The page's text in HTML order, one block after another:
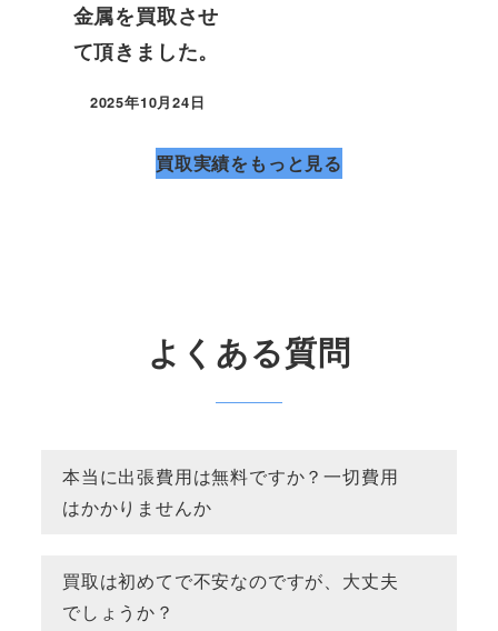
金属を買取させ
て頂きました。
2025年10月24日
買取実績をもっと見る
よくある質問
本当に出張費用は無料ですか？一切費用
はかかりませんか
買取は初めてで不安なのですが、大丈夫
でしょうか？